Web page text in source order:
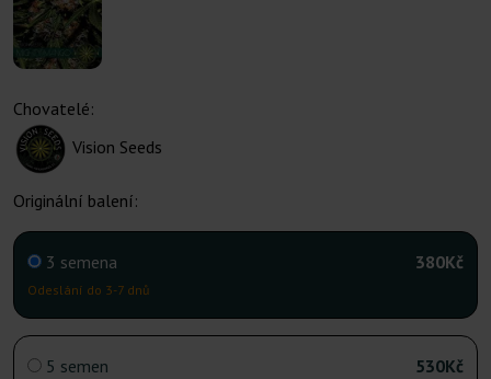
Chovatelé:
Vision Seeds
Originální balení:
3 semena
Odeslání do 3-7 dnů
380Kč
5 semen 530Kč